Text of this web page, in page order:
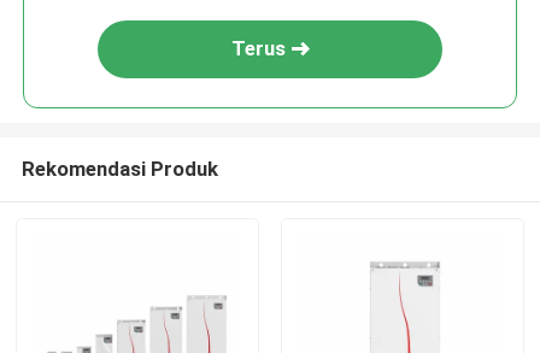
Terus
Rekomendasi Produk